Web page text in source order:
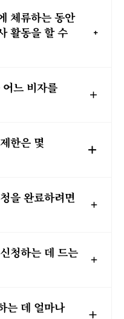
체류하는 동안
활동을 할 수
느 비자를
한은 몇
을 완료하려면
청하는 데 드는
는 데 얼마나